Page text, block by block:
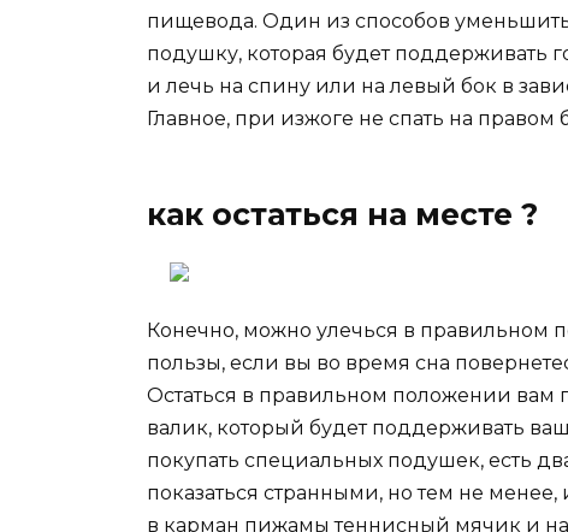
пищевода. Один из способов
подушку, которая будет поддерживать
и лечь на спину или на левый бок в
Главное, при изжоге не спать на правом
как остаться на месте ?
Конечно, можно улечься в правильном
пользы, если вы во время сна
Остаться в правильном положении
валик, который будет поддерживать
покупать специальных подушек, есть
показаться странными, но тем не
в карман пижамы теннисный мячик и